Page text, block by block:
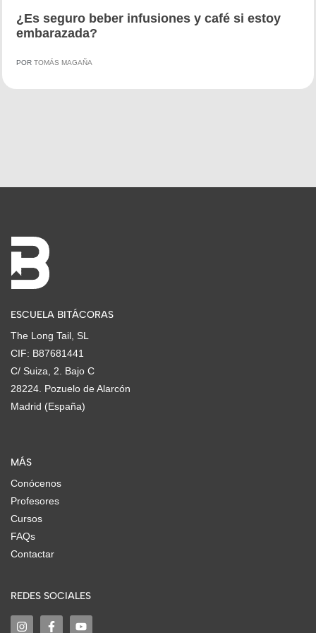
¿Es seguro beber infusiones y café si estoy
embarazada?
POR TOMÁS MAGAÑA
ESCUELA BITÁCORAS
The Long Tail, SL
CIF: B87681441
C/ Suiza, 2. Bajo C
28224. Pozuelo de Alarcón
Madrid (España)
MÁS
Conócenos
Profesores
Cursos
FAQs
Contactar
REDES SOCIALES